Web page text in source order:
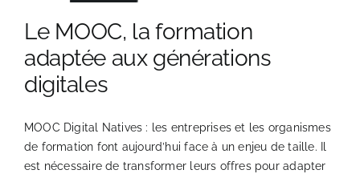
Le MOOC, la formation
adaptée aux générations
digitales
MOOC Digital Natives : les entreprises et les organismes
de formation font aujourd’hui face à un enjeu de taille. Il
est nécessaire de transformer leurs offres pour adapter